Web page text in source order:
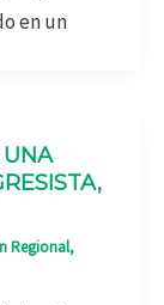
en un
Regional,